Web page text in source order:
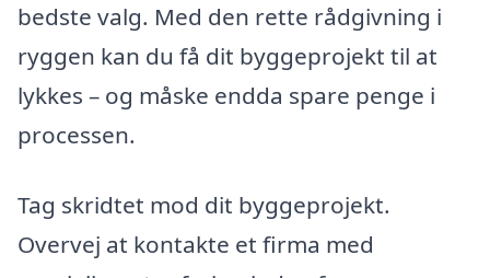
bedste valg. Med den rette rådgivning i
ryggen kan du få dit byggeprojekt til at
lykkes – og måske endda spare penge i
processen.
Tag skridtet mod dit byggeprojekt.
Overvej at kontakte et firma med